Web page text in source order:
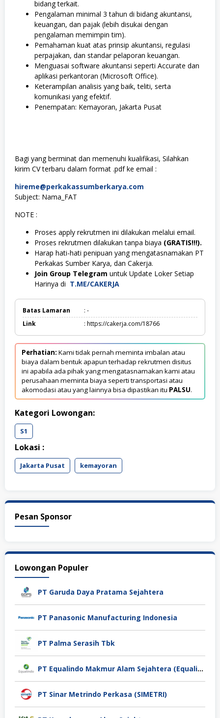
bidang terkait.
Pengalaman minimal 3 tahun di bidang akuntansi,
keuangan, dan pajak (lebih disukai dengan
pengalaman memimpin tim).
Pemahaman kuat atas prinsip akuntansi, regulasi
perpajakan, dan standar pelaporan keuangan.
Menguasai software akuntansi seperti Accurate dan
aplikasi perkantoran (Microsoft Office).
Keterampilan analisis yang baik, teliti, serta
komunikasi yang efektif.
Penempatan: Kemayoran, Jakarta Pusat
Bagi yang berminat dan memenuhi kualifikasi, Silahkan
kirim CV terbaru dalam format .pdf ke email :
hireme@perkakassumberkarya.com
Subject: Nama_FAT
NOTE :
Proses apply rekrutmen ini dilakukan melalui email.
Proses rekrutmen dilakukan tanpa biaya (GRATIS!!!).
Harap hati-hati penipuan yang mengatasnamakan PT
Perkakas Sumber Karya, dan Cakerja.
Join Group Telegram untuk Update Loker Setiap
Harinya di T.ME/CAKERJA
Batas Lamaran
: -
Link
: https://cakerja.com/18766
Perhatian: Kami tidak pernah meminta imbalan atau
biaya dalam bentuk apapun terhadap rekrutmen disitus
ini apabila ada pihak yang mengatasnamakan kami atau
perusahaan meminta biaya seperti transportasi atau
akomodasi atau yang lainnya bisa dipastikan itu PALSU.
Kategori Lowongan:
S1
Lokasi :
Jakarta Pusat kemayoran
Pesan Sponsor
Lowongan Populer
PT Garuda Daya Pratama Sejahtera
PT Panasonic Manufacturing Indonesia
PT Palma Serasih Tbk
PT Equalindo Makmur Alam Sejahtera (Equalindo Group)
PT Sinar Metrindo Perkasa (SIMETRI)